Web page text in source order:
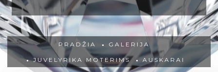
PRADŽIA GALERIJA
JUVELYRIKA MOTERIMS AUSKARAI